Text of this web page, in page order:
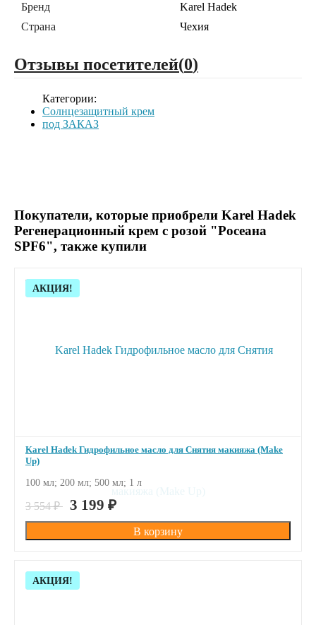
Бренд
Karel Hadek
Страна
Чехия
Отзывы посетителей(0)
Категории:
Солнцезащитный крем
под ЗАКАЗ
Покупатели, которые приобрели Karel Hadek
Регенерационный крем с розой "Росеана
SPF6", также купили
Скидка!
АКЦИЯ!
Karel Hadek Гидрофильное масло для Cнятия макияжа (Make
Up)
ПОД ЗАКАЗ
100 мл; 200 мл; 500 мл; 1 л
3 554₽ 3 199 ₽
Скидка!
АКЦИЯ!